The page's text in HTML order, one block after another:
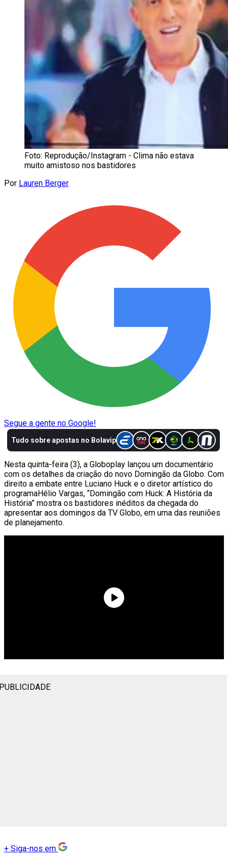
Foto: Reprodução/Instagram - Clima não estava
muito amistoso nos bastidores
Por Lauren Berger
Segue a gente no Google!
Nesta quinta-feira (3), a Globoplay lançou um documentário
com os detalhes da criação do novo Domingão da Globo. Com
direito a embate entre Luciano Huck e o diretor artístico do
programaHélio Vargas, “Domingão com Huck: A História da
História” mostra os bastidores inéditos da chegada do
apresentar aos domingos da TV Globo, em uma das reuniões
de planejamento.
+ Siga-nos em